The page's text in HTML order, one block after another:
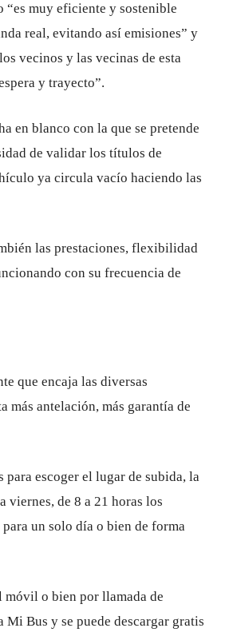
“es muy eficiente y sostenible
real, evitando así emisiones” y
vecinos y las vecinas de esta
y trayecto”.
en blanco con la que se pretende
de validar los títulos de
ya circula vacío haciendo las
las prestaciones, flexibilidad
con su frecuencia de
que encaja las diversas
más antelación, más garantía de
escoger el lugar de subida, la
viernes, de 8 a 21 horas los
un solo día o bien de forma
móvil o bien por llamada de
Bus y se puede descargar gratis